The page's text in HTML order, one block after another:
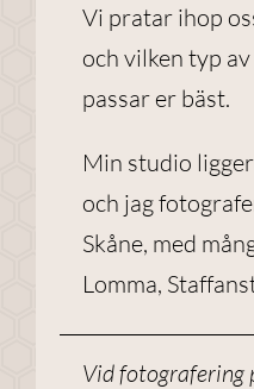
Vi pratar ihop
och vilken typ
passar er bäst.
Min studio
och jag
Skåne, med
Lomma,
Vid fotografering
webbplatsen
över huvud
taget ska
Statistik
För att vi ska
kunna
förbättra
webbplatsens
funktionalitet